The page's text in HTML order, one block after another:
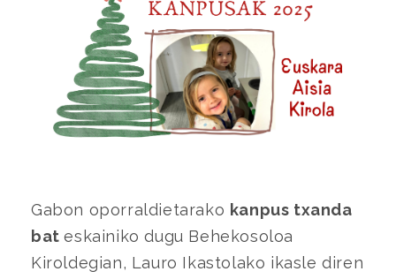
Gabon oporraldietarako kanpus txanda
bateskainiko dugu Behekosoloa
Kiroldegian, Lauro Ikastolako ikasle diren